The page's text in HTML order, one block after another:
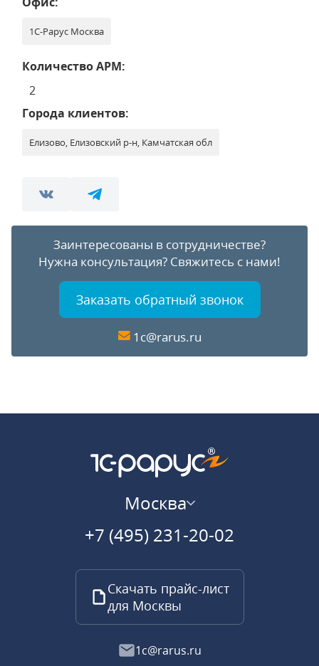
1С-Рарус Москва
Количество АРМ:
2
Города клиентов:
Елизово, Елизовский р-н, Камчатская обл
Заинтересованы в сотрудничестве?
Нужна консультация? Свяжитесь с нами!
Заказать обратный звонок
1c@rarus.ru
Москва
+7 (495) 231-20-02
Скачать прайс-лист
для Москвы
1c@rarus.ru